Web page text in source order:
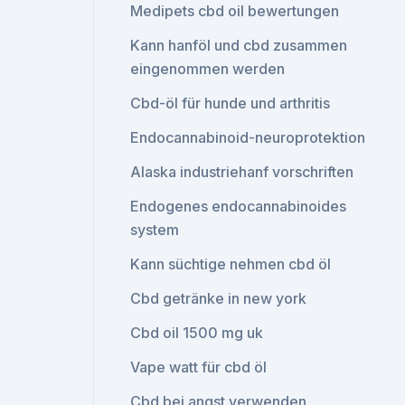
Medipets cbd oil bewertungen
Kann hanföl und cbd zusammen
eingenommen werden
Cbd-öl für hunde und arthritis
Endocannabinoid-neuroprotektion
Alaska industriehanf vorschriften
Endogenes endocannabinoides
system
Kann süchtige nehmen cbd öl
Cbd getränke in new york
Cbd oil 1500 mg uk
Vape watt für cbd öl
Cbd bei angst verwenden